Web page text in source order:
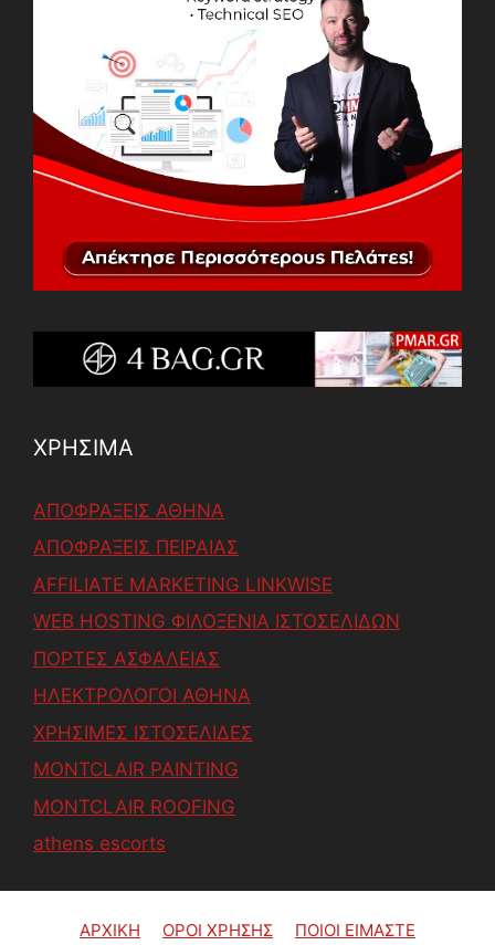
ΧΡΗΣΙΜΑ
ΑΠΟΦΡΑΞΕΙΣ ΑΘΗΝΑ
ΑΠΟΦΡΑΞΕΙΣ ΠΕΙΡΑΙΑΣ
AFFILIATE MARKETING LINKWISE
WEB HOSTING ΦΙΛΟΞΕΝΙΑ ΙΣΤΟΣΕΛΙΔΩΝ
ΠΟΡΤΕΣ ΑΣΦΑΛΕΙΑΣ
ΗΛΕΚΤΡΟΛΟΓΟΙ ΑΘΗΝΑ
ΧΡΗΣΙΜΕΣ ΙΣΤΟΣΕΛΙΔΕΣ
MONTCLAIR PAINTING
MONTCLAIR ROOFING
athens escorts
ΑΡΧΙΚΗ ΟΡΟΙ ΧΡΗΣΗΣ ΠΟΙΟΙ ΕΙΜΑΣΤΕ